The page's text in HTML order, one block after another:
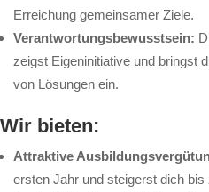
Erreichung gemeinsamer Ziele.
Verantwortungsbewusstsein:
zeigst Eigeninitiative und bringst
von Lösungen ein.
Wir bieten:
Attraktive
ersten Jahr und steigerst dich